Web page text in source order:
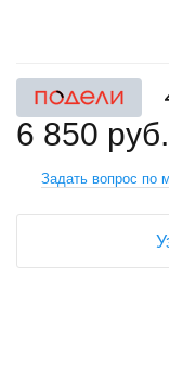
6 850 руб.
Задать вопрос по